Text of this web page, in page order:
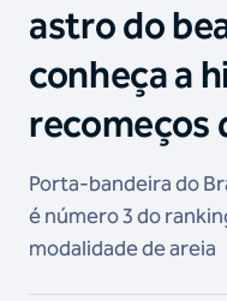
astro do
conheça a
recomeços
Porta-bandeira do
é número 3 do
modalidade de areia